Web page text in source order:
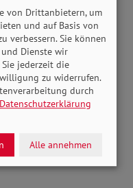
von Drittanbietern, um
und auf Basis von
verbessern. Sie können
Dienste wir
jederzeit die
zu widerrufen.
durch
Datenschutzerklärung
Alle annehmen